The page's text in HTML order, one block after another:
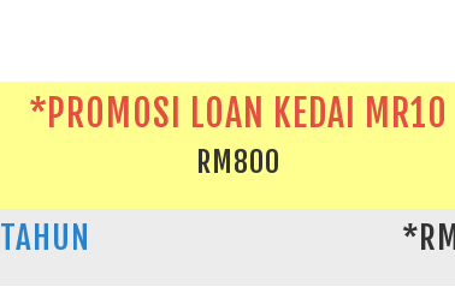
*PROMOSI LOAN KEDAI MR10
RM800
TAHUN
*RM